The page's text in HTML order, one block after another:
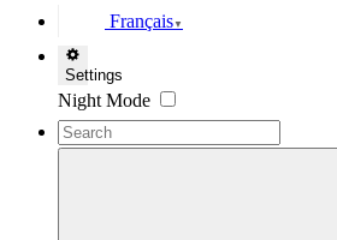
Français ▼
Settings
Night Mode